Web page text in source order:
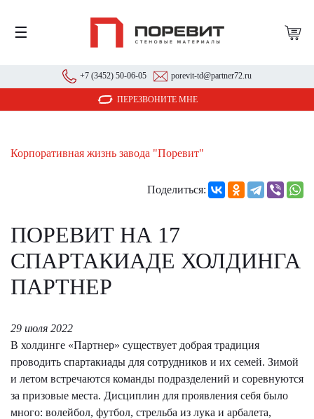
☰
+7 (3452) 50-06-05 porevit-td@partner72.ru
ПЕРЕЗВОНИТЕ МНЕ
Корпоративная жизнь завода "Поревит"
Поделиться:
ПОРЕВИТ НА 17
СПАРТАКИАДЕ ХОЛДИНГА
ПАРТНЕР
29 июля 2022
В холдинге «Партнер» существует добрая традиция
проводить спартакиады для сотрудников и их семей. Зимой
и летом встречаются команды подразделений и соревнуются
за призовые места. Дисциплин для проявления себя было
много: волейбол, футбол, стрельба из лука и арбалета,